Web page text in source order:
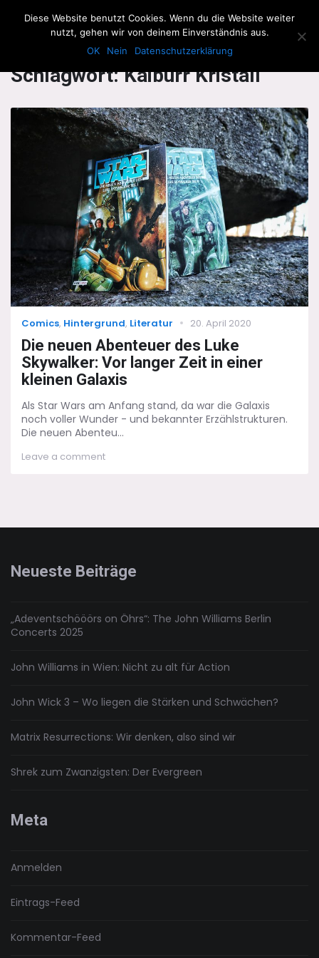
The Howling Men
Schlagwort:Kaiburr Kristall
Categories
Comics, Hintergrund, Literatur
Posted
20. April 2020
Die neuen Abenteuer des Luke
Skywalker: Vor langer Zeit in einer
kleinen Galaxis
Als Star Wars am Anfang stand, da war die Galaxis
noch voller Wunder - und bekannter Erzählstrukturen.
Die neuen Abenteu...
Leave a commenton
Zeit
Galaxis
Neueste Beiträge
„Adeventschööörs on Öhrs“: The John Williams Berlin
Concerts 2025
John Williams in Wien: Nicht zu alt für Action
John Wick 3 – Wo liegen die Stärken und Schwächen?
Matrix Resurrections: Wir denken, also sind wir
Shrek zum Zwanzigsten: Der Evergreen
Meta
Anmelden
Eintrags-Feed
Kommentar-Feed
Diese Website benutzt Cookies. Wenn du die Website weiter
nutzt, gehen wir von deinem Einverständnis aus.
OK
Nein Datenschutzerklärung